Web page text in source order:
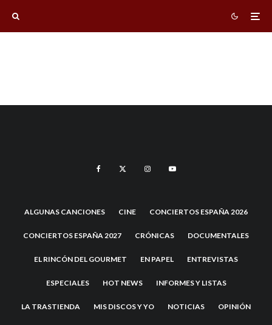
ALGUNAS CANCIONES CINE CONCIERTOS ESPAÑA 2026
CONCIERTOS ESPAÑA 2027 CRÓNICAS DOCUMENTALES
EL RINCÓN DEL GOURMET EN PAPEL ENTREVISTAS
ESPECIALES HOT NEWS INFORMES Y LISTAS
LA TRASTIENDA MIS DISCOS Y YO NOTICIAS OPINIÓN